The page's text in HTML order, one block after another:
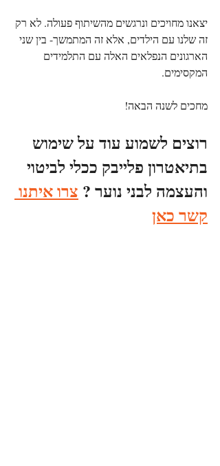
יצאנו מחויכים ונרגשים מהשיתוף פעולה. לא רק
זה שלנו עם הילדים, אלא זה המתמשך- בין שני
הארגונים הנפלאים האלה עם התלמידים
המקסימים.
מחכים לשנה הבאה!
רוצים לשמוע עוד על שימוש
בתיאטרון פלייבק ככלי לביטוי
והעצמה לבני נוער ? צרו איתנו
קשר כאן